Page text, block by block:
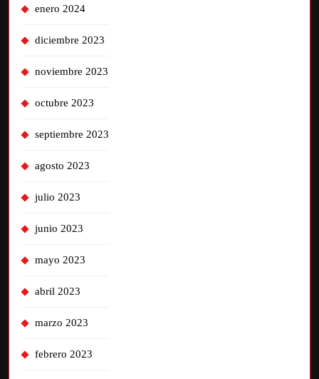
enero 2024
diciembre 2023
noviembre 2023
octubre 2023
septiembre 2023
agosto 2023
julio 2023
junio 2023
mayo 2023
abril 2023
marzo 2023
febrero 2023